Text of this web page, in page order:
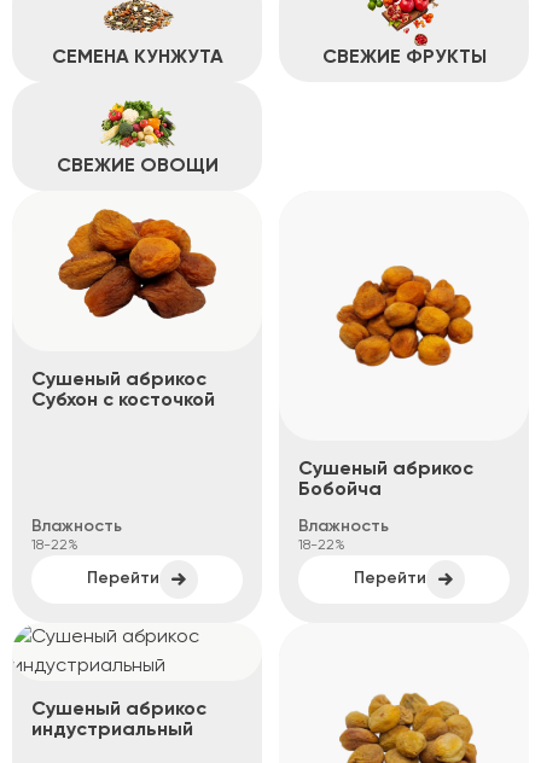
СЕМЕНА КУНЖУТА СВЕЖИЕ ФРУКТЫ
СВЕЖИЕ ОВОЩИ
Cушеный абрикос
Субхон с косточкой
Влажность
18-22%
Перейти
Сушеный абрикос
Бобойча
Влажность
18-22%
Перейти
Сушеный абрикос
индустриальный